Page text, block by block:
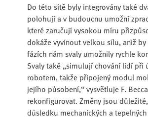
Do této sítě byly integrovány také
polohují a v budoucnu umožní
které zaručují vysokou míru
dokáže vyvinout velkou sílu, aniž
fázích nám svaly umožnily rychle
Svaly také „simulují chování lidí
robotem, takže připojený modul
jejího působení,“ vysvětluje F.
rekonfigurovat. Změny jsou
důsledku mechanických a